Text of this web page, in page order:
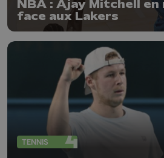
NBA : Ajay Mitchell en
face aux Lakers
TENNIS